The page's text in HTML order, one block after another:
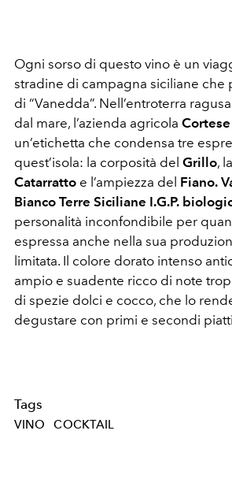
Ogni sorso di questo vino è un
stradine di campagna siciliane che
di “Vanedda”. Nell’entroterra
dal mare, l’azienda agricola Cortese
un’etichetta che condensa tre
quest’isola: la corposità del Grillo,
Catarratto e l’ampiezza del Fiano.
Bianco Terre Siciliane I.G.P.
personalità inconfondibile per
espressa anche nella sua
limitata. Il colore dorato intenso
ampio e suadente ricco di note
di spezie dolci e cocco, che lo
degustare con primi e secondi
Tags
VINO COCKTAIL